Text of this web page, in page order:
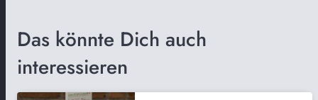
Das könnte Dich auch
interessieren